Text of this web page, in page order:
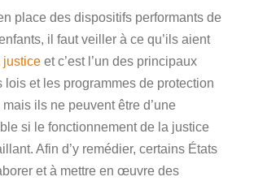
place des dispositifs performants de
il faut veiller à ce qu’ils aient
justice et c’est l’un des principaux
lois et les programmes de protection
ils ne peuvent être d’une
si le fonctionnement de la justice
Afin d’y remédier, certains États
et à mettre en œuvre des